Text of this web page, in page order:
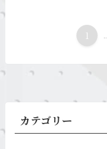
1
カテゴリー